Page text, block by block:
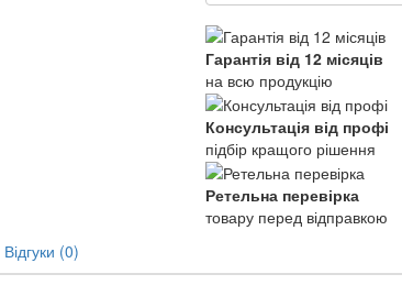
Гарантія від 12 місяців
на всю продукцію
Консультація від профі
підбір кращого рішення
Ретельна перевірка
товару перед відправкою
Відгуки (0)